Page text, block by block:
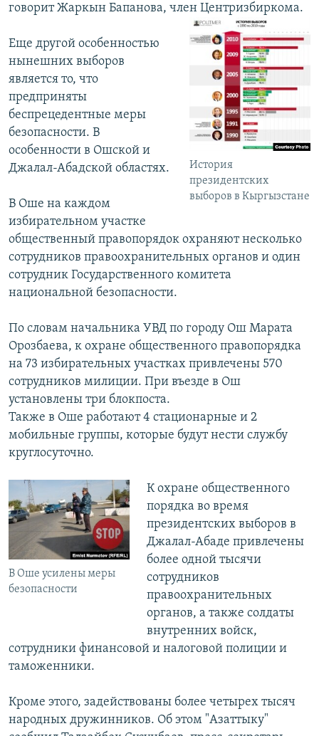
говорит Жаркын Бапанова, член Центризбиркома.
История
президентских
выборов в Кыргызстане
Еще другой особенностью
нынешних выборов
является то, что
предприняты
беспрецедентные меры
безопасности. В
особенности в Ошской и
Джалал-Абадской областях.
В Оше на каждом
избирательном участке
общественный правопорядок охраняют несколько
сотрудников правоохранительных органов и один
сотрудник Государственного комитета
национальной безопасности.
По словам начальника УВД по городу Ош Марата
Орозбаева, к охране общественного правопорядка
на 73 избирательных участках привлечены 570
сотрудников милиции. При въезде в Ош
установлены три блокпоста.
Также в Оше работают 4 стационарные и 2
мобильные группы, которые будут нести службу
круглосуточно.
В Оше усилены меры
безопасности
К охране общественного
порядка во время
президентских выборов в
Джалал-Абаде привлечены
более одной тысячи
сотрудников
правоохранительных
органов, а также солдаты
внутренних войск,
сотрудники финансовой и налоговой полиции и
таможенники.
Кроме этого, задействованы более четырех тысяч
народных дружинников. Об этом "Азаттыку"